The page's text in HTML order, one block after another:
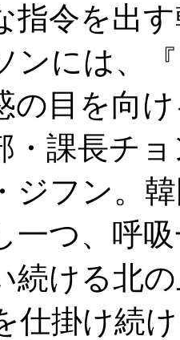
指令を出
ンには、
の目を向
・課長チ
ジフン。
一つ、呼
続ける北
仕掛け続